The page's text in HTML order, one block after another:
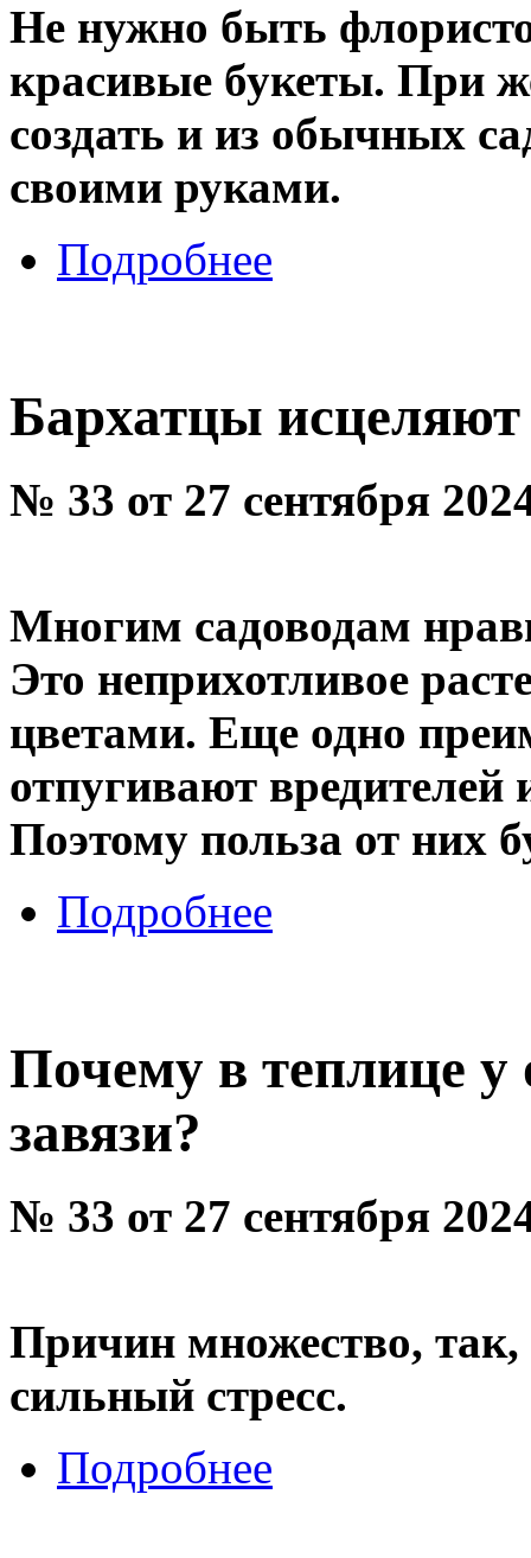
Не нужно быть
красивые букеты. При
создать и из обычных
своими руками.
Подробнее
Бархатцы исцеляют
№ 33 от 27 сентября
Многим садоводам
Это неприхотливое
цветами. Еще одно
отпугивают вредителей
Поэтому польза от них
Подробнее
Почему в теплице у
завязи?
№ 33 от 27 сентября
Причин множество, так,
сильный стресс.
Подробнее